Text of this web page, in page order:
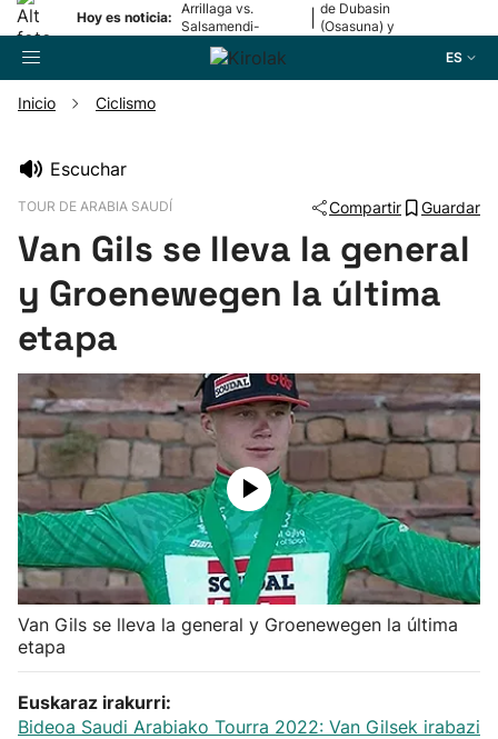
Hoy es noticia:
Arrillaga vs.
Salsamendi-
Bergara y Erasun
vs. Gaminde
de Dubasin
(Osasuna) y
ES
Pelota
Remo
Baloncesto
Ciclismo
Herri-kirolak
Balonmano
Kirolak 360
Atletismo
Inicio Ciclismo
Escuchar
TOUR DE ARABIA SAUDÍ Compartir Guardar
Van Gils se lleva la general
y Groenewegen la última
etapa
Van Gils se lleva la general y Groenewegen la última
etapa
Euskaraz irakurri:
Bideoa Saudi Arabiako Tourra 2022: Van Gilsek irabazi